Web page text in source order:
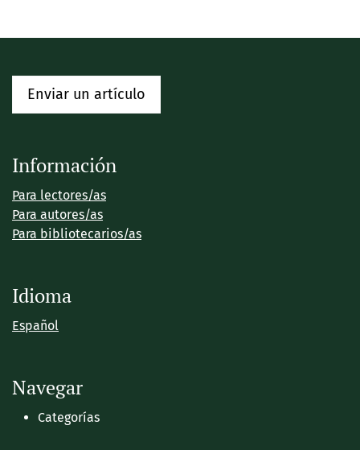
Enviar un artículo
Información
Para lectores/as
Para autores/as
Para bibliotecarios/as
Idioma
Español
Navegar
Categorías